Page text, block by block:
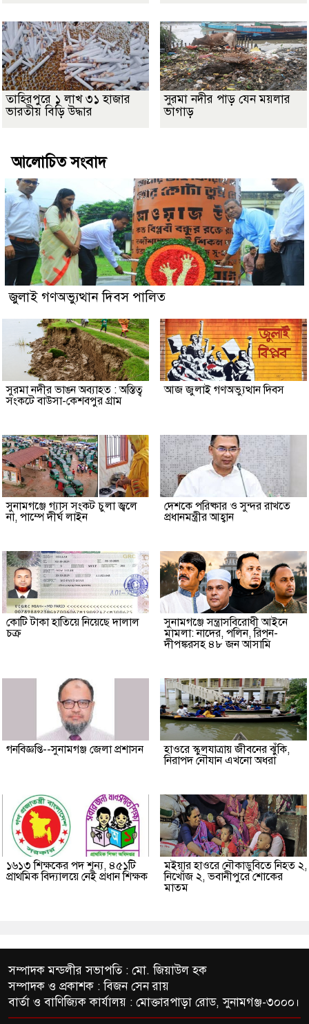
তাহিরপুরে ১ লাখ ৩১ হাজার
ভারতীয় বিড়ি উদ্ধার
সুরমা নদীর পাড় যেন ময়লার
ভাগাড়
আলোচিত সংবাদ
জুলাই গণঅভ্যুত্থান দিবস পালিত
সুরমা নদীর ভাঙন অব্যাহত : অস্তিত্ব
সংকটে বাউসা-কেশবপুর গ্রাম
আজ জুলাই গণঅভ্যুত্থান দিবস
সুনামগঞ্জে গ্যাস সংকট চুলা জ্বলে
না, পাম্পে দীর্ঘ লাইন
দেশকে পরিষ্কার ও সুন্দর রাখতে
প্রধানমন্ত্রীর আহ্বান
কোটি টাকা হাতিয়ে নিয়েছে দালাল
চক্র
‎সুনামগঞ্জে সন্ত্রাসবিরোধী আইনে
মামলা: নাদের, পলিন, রিপন-
দীপঙ্করসহ ৪৮ জন আসামি
গনবিজ্ঞপ্তি--সুনামগঞ্জ জেলা প্রশাসন
হাওরে স্কুলযাত্রায় জীবনের ঝুঁকি,
নিরাপদ নৌযান এখনো অধরা
১৬১৩ শিক্ষকের পদ শূন্য, ৪৫১টি
প্রাথমিক বিদ্যালয়ে নেই প্রধান শিক্ষক
মইয়ার হাওরে নৌকাডুবিতে নিহত ২,
নিখোঁজ ২, ভবানীপুরে শোকের
মাতম
সম্পাদক মন্ডলীর সভাপতি : মো. জিয়াউল হক
সম্পাদক ও প্রকাশক : বিজন সেন রায়
বার্তা ও বাণিজ্যিক কার্যালয় : মোক্তারপাড়া রোড, সুনামগঞ্জ-৩০০০।